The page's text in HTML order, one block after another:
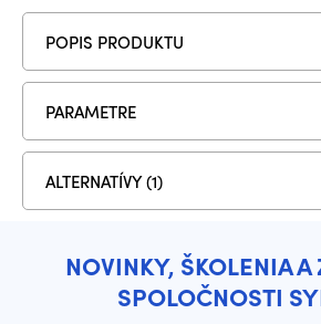
POPIS PRODUKTU
PARAMETRE
ALTERNATÍVY (1)
NOVINKY, ŠKOLENIA
SPOLOČNOSTI